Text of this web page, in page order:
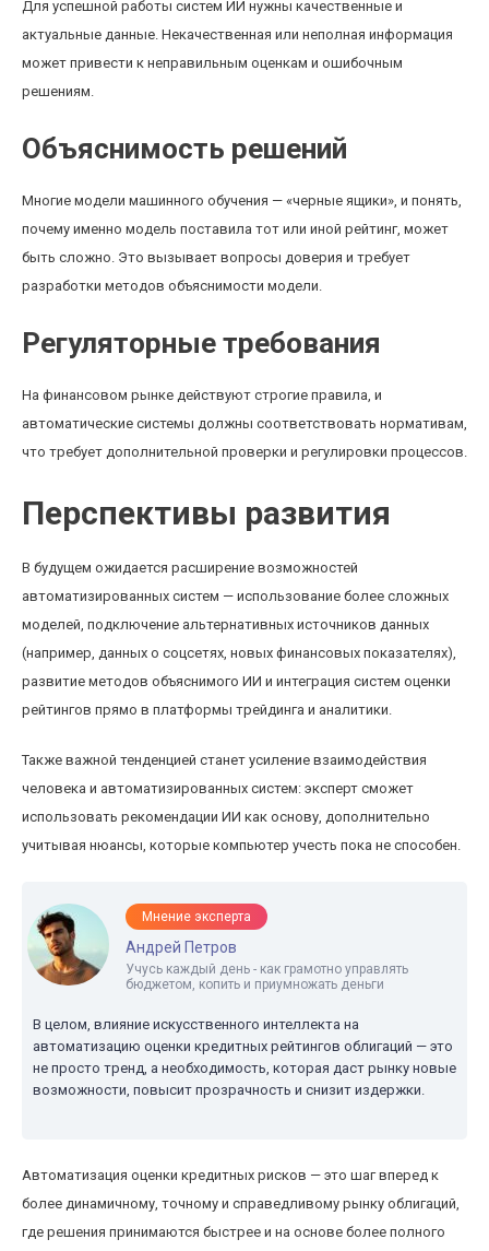
Для успешной работы систем ИИ нужны качественные и
актуальные данные. Некачественная или неполная информация
может привести к неправильным оценкам и ошибочным
решениям.
Объяснимость решений
Многие модели машинного обучения — «черные ящики», и понять,
почему именно модель поставила тот или иной рейтинг, может
быть сложно. Это вызывает вопросы доверия и требует
разработки методов объяснимости модели.
Регуляторные требования
На финансовом рынке действуют строгие правила, и
автоматические системы должны соответствовать нормативам,
что требует дополнительной проверки и регулировки процессов.
Перспективы развития
В будущем ожидается расширение возможностей
автоматизированных систем — использование более сложных
моделей, подключение альтернативных источников данных
(например, данных о соцсетях, новых финансовых показателях),
развитие методов объяснимого ИИ и интеграция систем оценки
рейтингов прямо в платформы трейдинга и аналитики.
Также важной тенденцией станет усиление взаимодействия
человека и автоматизированных систем: эксперт сможет
использовать рекомендации ИИ как основу, дополнительно
учитывая нюансы, которые компьютер учесть пока не способен.
Мнение эксперта
Андрей Петров
Учусь каждый день - как грамотно управлять
бюджетом, копить и приумножать деньги
В целом, влияние искусственного интеллекта на
автоматизацию оценки кредитных рейтингов облигаций — это
не просто тренд, а необходимость, которая даст рынку новые
возможности, повысит прозрачность и снизит издержки.
Автоматизация оценки кредитных рисков — это шаг вперед к
более динамичному, точному и справедливому рынку облигаций,
где решения принимаются быстрее и на основе более полного